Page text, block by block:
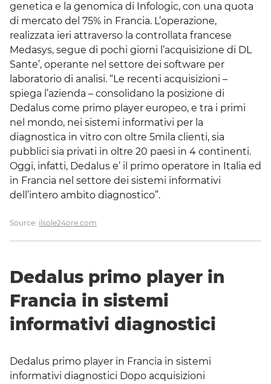
genetica e la genomica di Infologic, con una quota
di mercato del 75% in Francia. L’operazione,
realizzata ieri attraverso la controllata francese
Medasys, segue di pochi giorni l’acquisizione di DL
Sante’, operante nel settore dei software per
laboratorio di analisi. “Le recenti acquisizioni –
spiega l’azienda – consolidano la posizione di
Dedalus come primo player europeo, e tra i primi
nel mondo, nei sistemi informativi per la
diagnostica in vitro con oltre 5mila clienti, sia
pubblici sia privati in oltre 20 paesi in 4 continenti.
Oggi, infatti, Dedalus e’ il primo operatore in Italia ed
in Francia nel settore dei sistemi informativi
dell’intero ambito diagnostico”.
Source: ilsole24ore.com
Dedalus primo player in
Francia in sistemi
informativi diagnostici
Dedalus primo player in Francia in sistemi
informativi diagnostici Dopo acquisizioni